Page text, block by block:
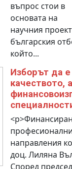
въпрос стои в
основата на
научния
българския
който...
Изборът да е
качеството,
направления
доц. Лиляна
Според